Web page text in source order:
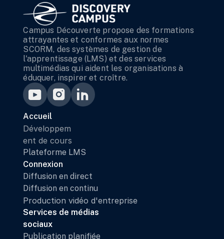
Campus Découverte propose des formations
attrayantes et conformes aux normes
SCORM, des systèmes de gestion de
l'apprentissage (LMS) et des services
multimédias qui aident les organisations à
éduquer, inspirer et croître.
Accueil
Plateforme LMS
Développem
ent de cours
Connexion
Diffusion en direct
Diffusion en continu
Production vidéo d'entreprise
Services de médias
sociaux
Publication planifiée